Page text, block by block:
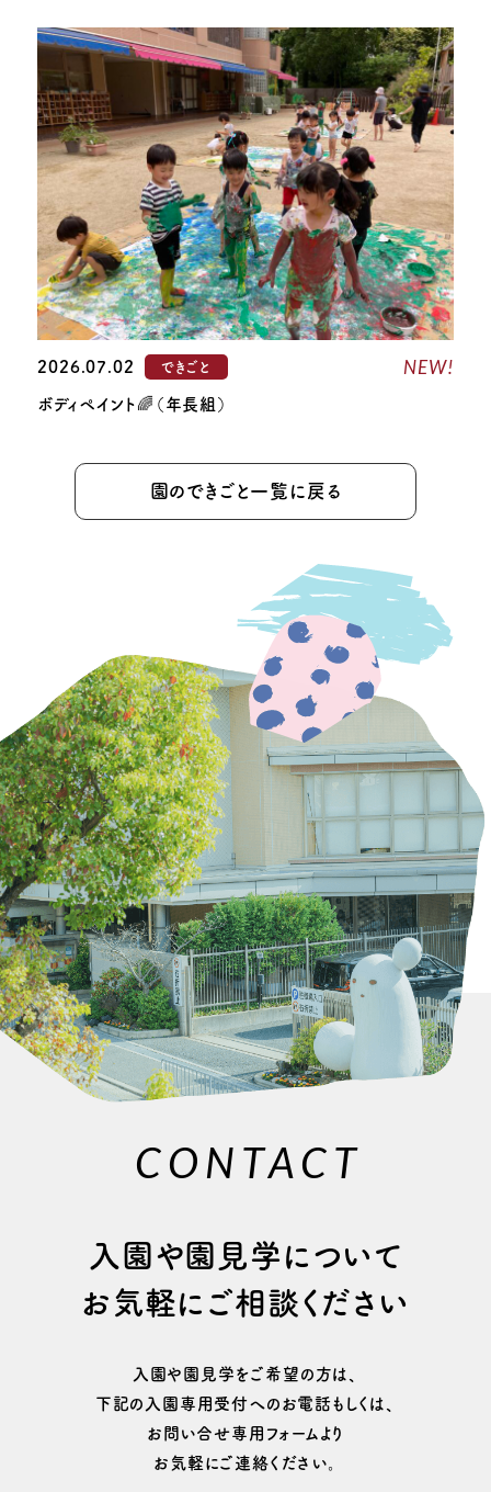
2026.07.02 できごと NEW!
ボディペイント🌈（年長組）
園のできごと一覧に戻る
CONTACT
⼊園や園⾒学について
お気軽にご相談ください
⼊園や園⾒学をご希望の⽅は、
下記の⼊園専⽤受付へのお電話もしくは、
お問い合せ専用フォームより
お気軽にご連絡ください。